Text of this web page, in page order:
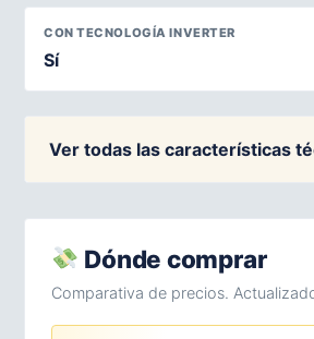
CON TECNOLOGÍA INVERTER
Sí
Ver todas las características
Dónde comprar
Comparativa de precios.